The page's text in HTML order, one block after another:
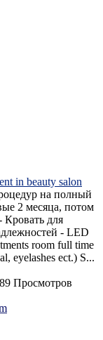
in beauty salon
на полный
2 месяца, потом
для
- LED
room full time
eyelashes ect.) S...
Просмотров